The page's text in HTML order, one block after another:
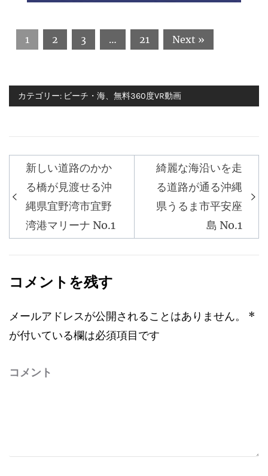
1 2 3 … 21 Next »
カテゴリー: ビーチ・海、 無料360度VR動画
投
稿
ナ
ビ
ー
シ
ョ
ン
新しい道路のかか
る橋が見渡せる沖
縄県宜野湾市宜野
湾港マリーナ No.1
綺麗な海沿いを走
る道路が通る沖縄
県うるま市平安座
島 No.1
コメントを残す
メールアドレスが公開されることはありません。
*
が付いている欄は必須項目です
コメント